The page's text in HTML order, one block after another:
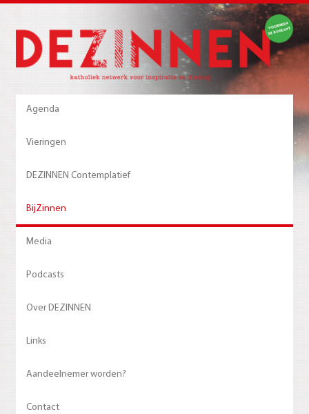
Agenda
Vieringen
DEZINNEN Contemplatief
BijZinnen
Media
Podcasts
Over DEZINNEN
Links
Aandeelnemer worden?
Contact